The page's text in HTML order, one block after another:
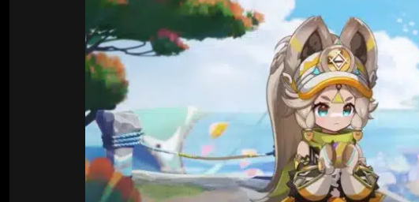
Crimson Desert
Zenless Zone Zero
Kingdom Come: Deliverance 2
Path of Exile 2
Билды Arknights: Endfield
Билды Wuthering Waves
Билды Cyberpunk 2077
Билды Path of Exile 2